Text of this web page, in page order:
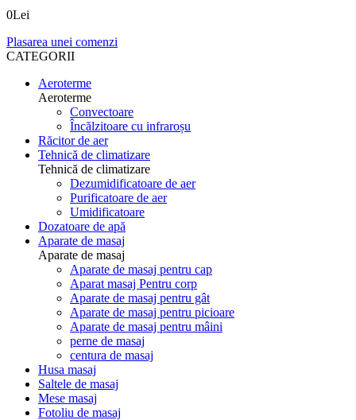
0Lei
Plasarea unei comenzi
CATEGORII
Aeroterme
Aeroterme
Convectoare
Încălzitoare cu infraroșu
Răcitor de aer
Tehnică de climatizare
Tehnică de climatizare
Dezumidificatoare de aer
Purificatoare de aer
Umidificatoare
Dozatoare de apă
Aparate de masaj
Aparate de masaj
Aparate de masaj pentru cap
Aparat masaj Pentru corp
Aparate de masaj pentru gât
Aparate de masaj pentru picioare
Aparate de masaj pentru mâini
perne de masaj
centura de masaj
Husa masaj
Saltele de masaj
Mese masaj
Fotoliu de masaj